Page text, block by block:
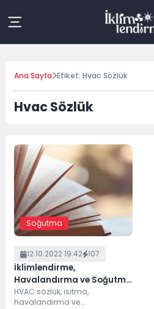
to
Ana Sayfa Etiket: Hvac Sözlük
Hvac Sözlük
Soğutma
12.10.2022 19:42 107
İklimlendirme,
Havalandırma ve Soğutma
Terminolojisi Hvac Sözlük
HVAC sözlük, ısıtma,
havalandırma ve